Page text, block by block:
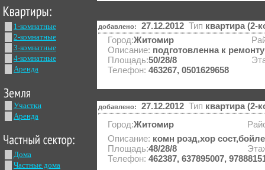
1-комнатные
2-комнатные
3-комнатные
4-комнатные
Аренда
Участки
Аренда
Дома
Частные дома
добавлено: 27.12.2012 Тип квартира (2-
Город:Житомир
Описание: подготовленна к ремонту
Площадь:50/28/8
Телефон: 463267, 0501629658
добавлено: 27.12.2012 Тип квартира (2-
Город:Житомир
Описание: комн розд,хор
Площадь:48/28/8
Телефон: 462387, 637895007,